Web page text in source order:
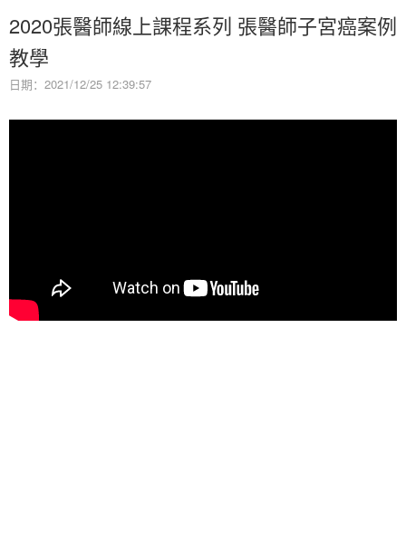
2020張醫師線上課程系列 張醫師子宮癌案例
教學
日期：2021/12/25 12:39:57